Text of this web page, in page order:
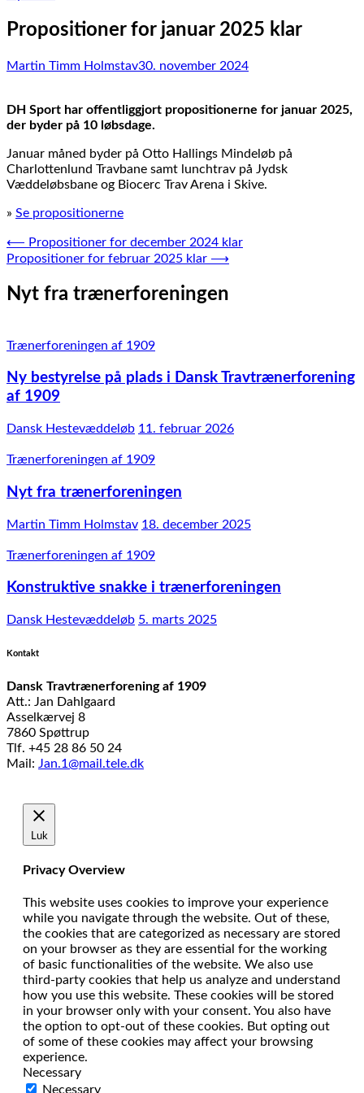
Propositioner for januar 2025 klar
Martin Timm Holmstav30. november 2024
DH Sport har offentliggjort propositionerne for januar 2025,
der byder på 10 løbsdage.
Januar måned byder på Otto Hallings Mindeløb på
Charlottenlund Travbane samt lunchtrav på Jydsk
Væddeløbsbane og Biocerc Trav Arena i Skive.
» Se propositionerne
Indlægsnavigation
⟵ Propositioner for december 2024 klar
Propositioner for februar 2025 klar ⟶
Nyt fra trænerforeningen
Trænerforeningen af 1909
Ny bestyrelse på plads i Dansk Travtrænerforening
af 1909
Dansk Hestevæddeløb 11. februar 2026
Trænerforeningen af 1909
Nyt fra trænerforeningen
Martin Timm Holmstav 18. december 2025
Trænerforeningen af 1909
Konstruktive snakke i trænerforeningen
Dansk Hestevæddeløb 5. marts 2025
Kontakt
Dansk Travtrænerforening af 1909
Att.: Jan Dahlgaard
Asselkærvej 8
7860 Spøttrup
Tlf. +45 28 86 50 24
Mail: Jan.1@mail.tele.dk
Luk
Privacy Overview
This website uses cookies to improve your experience
while you navigate through the website. Out of these,
the cookies that are categorized as necessary are stored
on your browser as they are essential for the working
of basic functionalities of the website. We also use
third-party cookies that help us analyze and understand
how you use this website. These cookies will be stored
in your browser only with your consent. You also have
the option to opt-out of these cookies. But opting out
of some of these cookies may affect your browsing
experience.
Necessary
Necessary